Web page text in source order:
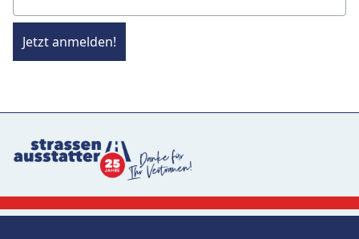
Jetzt anmelden!